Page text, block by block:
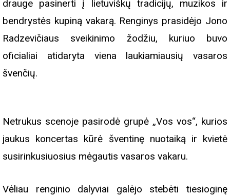
drauge pasinerti į lietuviškų tradicijų, muzikos ir
bendrystės kupiną vakarą. Renginys prasidėjo Jono
Radzevičiaus sveikinimo žodžiu, kuriuo buvo
oficialiai atidaryta viena laukiamiausių vasaros
švenčių.
Netrukus scenoje pasirodė grupė „Vos vos“, kurios
jaukus koncertas kūrė šventinę nuotaiką ir kvietė
susirinkusiuosius mėgautis vasaros vakaru.
Vėliau renginio dalyviai galėjo stebėti tiesioginę